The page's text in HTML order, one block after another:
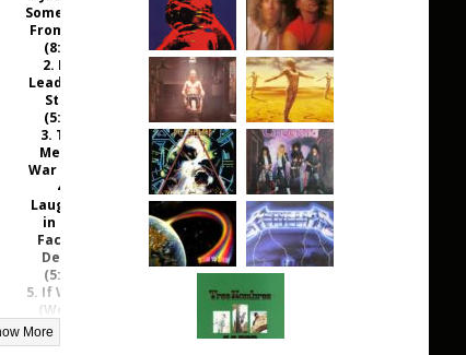
Something
From Hell
(8:31)
2. Hot
Lead Cold
Steel
(5:46)
3. This
Means
War (5:19)
4.
Laughing
in the
Face of
Death
(5:17)
5. If We Go
(We Go
Down
Fighting)